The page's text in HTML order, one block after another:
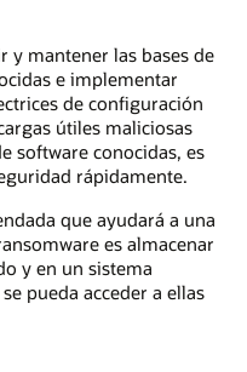
y mantener las bases de
e implementar
de configuración
útiles maliciosas
software conocidas, es
rápidamente.
que ayudará a una
es almacenar
y en un sistema
pueda acceder a ellas